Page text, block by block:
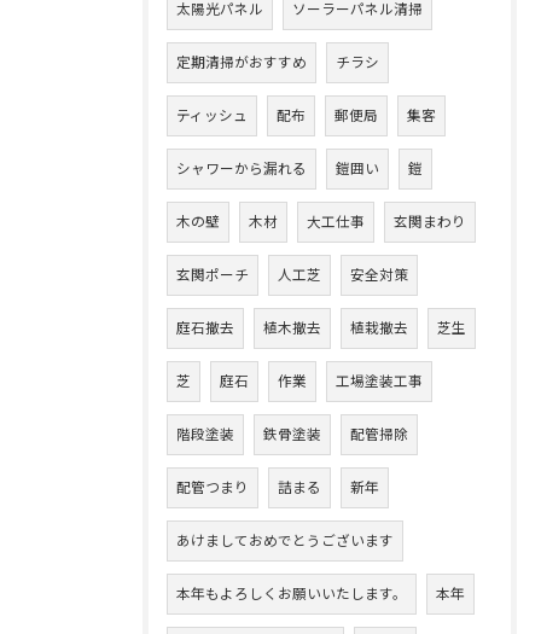
太陽光パネル ソーラーパネル清掃
定期清掃がおすすめ チラシ
ティッシュ 配布 郵便局 集客
シャワーから漏れる 鎧囲い 鎧
木の壁 木材 大工仕事 玄関まわり
玄関ポーチ 人工芝 安全対策
庭石撤去 植木撤去 植栽撤去 芝生
芝 庭石 作業 工場塗装工事
階段塗装 鉄骨塗装 配管掃除
配管つまり 詰まる 新年
あけましておめでとうございます
本年もよろしくお願いいたします。 本年